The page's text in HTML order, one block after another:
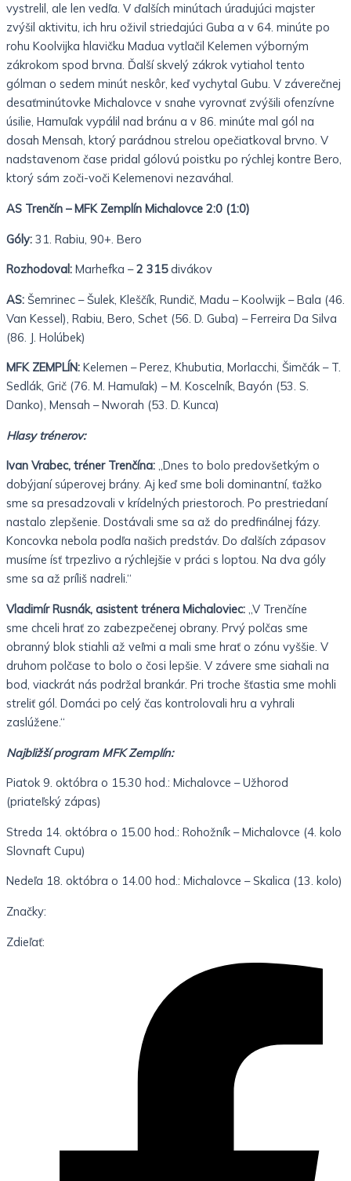
vystrelil, ale len vedľa. V ďalších minútach úradujúci majster
zvýšil aktivitu, ich hru oživil striedajúci Guba a v 64. minúte po
rohu Koolvijka hlavičku Madua vytlačil Kelemen výborným
zákrokom spod brvna. Ďalší skvelý zákrok vytiahol tento
gólman o sedem minút neskôr, keď vychytal Gubu. V záverečnej
desaťminútovke Michalovce v snahe vyrovnať zvýšili ofenzívne
úsilie, Hamuľak vypálil nad bránu a v 86. minúte mal gól na
dosah Mensah, ktorý parádnou strelou opečiatkoval brvno. V
nadstavenom čase pridal gólovú poistku po rýchlej kontre Bero,
ktorý sám zoči-voči Kelemenovi nezaváhal.
AS Trenčín – MFK Zemplín Michalovce 2:0 (1:0)
Góly: 31. Rabiu, 90+. Bero
Rozhodoval: Marhefka –2 315divákov
AS: Šemrinec – Šulek, Kleščík, Rundič, Madu – Koolwijk – Bala (46.
Van Kessel), Rabiu, Bero, Schet (56. D. Guba) – Ferreira Da Silva
(86. J. Holúbek)
MFK ZEMPLÍN: Kelemen – Perez, Khubutia, Morlacchi, Šimčák – T.
Sedlák, Grič (76. M. Hamuľak) – M. Koscelník, Bayón (53. S.
Danko), Mensah – Nworah (53. D. Kunca)
Hlasy trénerov:
Ivan Vrabec, tréner Trenčína: „Dnes to bolo predovšetkým o
dobýjaní súperovej brány. Aj keď sme boli dominantní, ťažko
sme sa presadzovali v krídelných priestoroch. Po prestriedaní
nastalo zlepšenie. Dostávali sme sa až do predfinálnej fázy.
Koncovka nebola podľa našich predstáv. Do ďalších zápasov
musíme ísť trpezlivo a rýchlejšie v práci s loptou. Na dva góly
sme sa až príliš nadreli.“
Vladimír Rusnák, asistent trénera Michaloviec: „V Trenčíne
sme chceli hrať zo zabezpečenej obrany. Prvý polčas sme
obranný blok stiahli až veľmi a mali sme hrať o zónu vyššie. V
druhom polčase to bolo o čosi lepšie. V závere sme siahali na
bod, viackrát nás podržal brankár. Pri troche šťastia sme mohli
streliť gól. Domáci po celý čas kontrolovali hru a vyhrali
zaslúžene.“
Najbližší program MFK Zemplín:
Piatok 9. októbra o 15.30 hod.: Michalovce – Užhorod
(priateľský zápas)
Streda 14. októbra o 15.00 hod.: Rohožník – Michalovce (4. kolo
Slovnaft Cupu)
Nedeľa 18. októbra o 14.00 hod.: Michalovce – Skalica (13. kolo)
Značky:
Zdieľať: